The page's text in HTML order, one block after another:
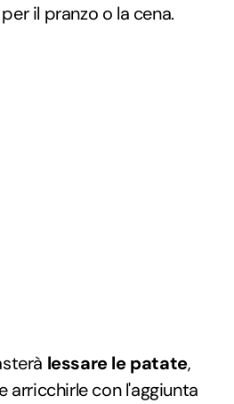
il pranzo o la cena.
lessare le patate,
arricchirle con l'aggiunta